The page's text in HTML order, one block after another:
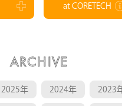
at CORETECH
ARCHIVE
2025年 2024年 2023